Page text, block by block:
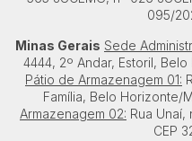
095/
Minas Gerais Sede
4444, 2º Andar, Estoril,
Pátio de Armazenagem 01:
Família, Belo Horizonte/
Armazenagem 02: Rua Unaí,
CEP